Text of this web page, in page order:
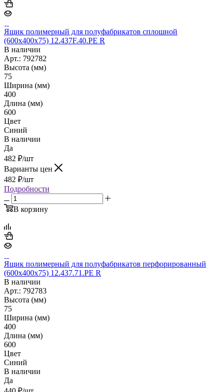
Ящик полимерный для полуфабрикатов сплошной
(600х400х75) 12.437F.40.PE R
В наличии
Арт.: 792782
Высота (мм)
75
Ширина (мм)
400
Длина (мм)
600
Цвет
Синий
В наличии
Да
482 ₽/шт
Варианты цен
482 ₽/шт
Подробности
В корзину
Ящик полимерный для полуфабрикатов перфорированный
(600х400х75) 12.437.71.PE R
В наличии
Арт.: 792783
Высота (мм)
75
Ширина (мм)
400
Длина (мм)
600
Цвет
Синий
В наличии
Да